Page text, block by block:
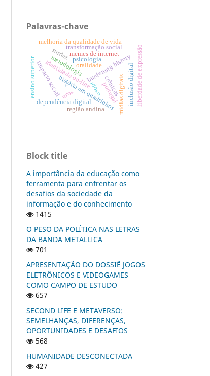
Palavras-chave
idoso
identidade on-line
história em quadrinhos
burdening history
metodologiaoralidade
dependência digital
impacto social
psicologia
memes de internet
mídias digitais
uros crônicas
surdez
região andina
transformação social
inclusão digital
melhoria da qualidade de vida
ensino superior r portugal liberdade de expressão
Block title
A importância da educação como
ferramenta para enfrentar os
desafios da sociedade da
informação e do conhecimento
1415
O PESO DA POLÍTICA NAS LETRAS
DA BANDA METALLICA
701
APRESENTAÇÃO DO DOSSIÊ JOGOS
ELETRÔNICOS E VIDEOGAMES
COMO CAMPO DE ESTUDO
657
SECOND LIFE E METAVERSO:
SEMELHANÇAS, DIFERENÇAS,
OPORTUNIDADES E DESAFIOS
568
HUMANIDADE DESCONECTADA
427